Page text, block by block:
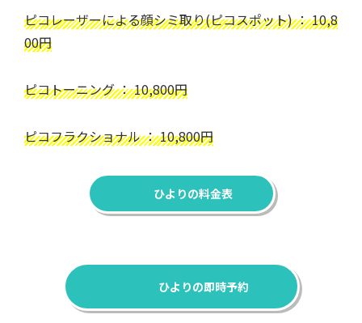
ピコレーザーによる顔シミ取り(ピコスポット) ： 10,8
00円
ピコトーニング ： 10,800円
ピコフラクショナル ： 10,800円
ひよりの料金表
ひよりの即時予約